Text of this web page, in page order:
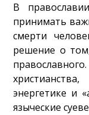
В
принимать
смерти
решение о
энергетике и
языческие